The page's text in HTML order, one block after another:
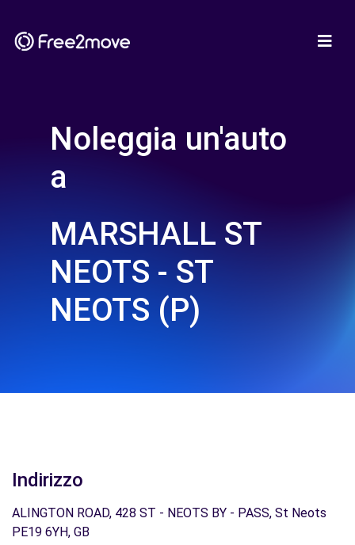
Noleggia un'auto
a
MARSHALL ST
NEOTS - ST
NEOTS (P)
Indirizzo
ALINGTON ROAD, 428 ST - NEOTS BY - PASS, St Neots
PE19 6YH, GB